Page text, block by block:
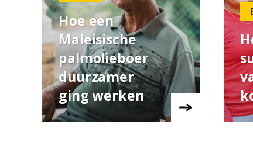
Hoe een
Maleisische
palmolieboer
duurzamer
ging werken